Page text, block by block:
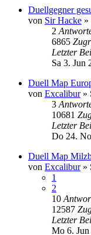
Duellgegner
von Sir Hacke »
2
6865
Letzter
Sa 3. Jun
Duell Map
von Excalibur»
3
10681
Letzter
Do 24.
Duell Map
von Excalibur»
1
2
10
12587
Letzter
Mo 6.